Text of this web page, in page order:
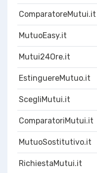
ComparatoreMutui.it
MutuoEasy.it
Mutui24Ore.it
EstinguereMutuo.it
ScegliMutui.it
ComparatoriMutui.it
MutuoSostitutivo.it
RichiestaMutui.it